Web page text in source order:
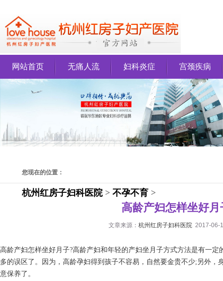
网站首页 无痛人流 妇科炎症 宫颈疾病
您现在的位置：
杭州红房子妇科医院> 不孕不育 >
高龄产妇怎样坐好月
文章来源： 杭州红房子妇科医院 2017-06-
高龄产妇怎样坐好月子?高龄产妇和年轻的产妇坐月子方式方法是有一
多的误区了。因为，高龄孕妇得到孩子不容易，自然要金贵不少;另外，
意保养了。